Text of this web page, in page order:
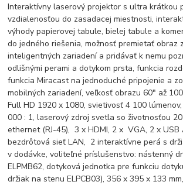
Interaktívny laserový projektor s ultra krátkou
vzdialenosťou do zasadacej miestnosti,
výhody papierovej tabule, bielej tabule a
do jedného riešenia, možnosť premietať obraz
inteligentných zariadení a pridávať k nemu
odlišnými perami a dotykom prsta, funkcia
funkcia Miracast na jednoduché pripojenie a
mobilných zariadení, veľkosť obrazu 60" až
Full HD 1920 x 1080, svietivosť 4 100
000 : 1, laserový zdroj svetla so životnosťou
ethernet (RJ-45), 3 x HDMI, 2 x VGA, 2 x USB
bezdrôtová sieť LAN, 2 interaktívne perá s
v dodávke, voliteľné príslušenstvo: nástenný
ELPMB62, dotyková jednotka pre funkciu
držiak na stenu ELPCB03), 356 x 395 x 133